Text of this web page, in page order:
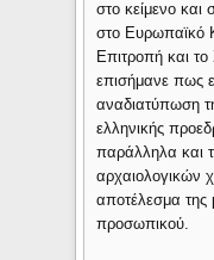
στο κείμενο και
στο Ευρωπαϊκό
Επιτροπή και
επισήμανε πως
αναδιατύπωση
ελληνικής
παράλληλα και
αποτέλεσμα της
προσωπικού.